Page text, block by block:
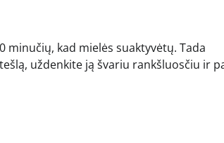
kad mielės suaktyvėtų. Tada
uždenkite ją švariu rankšluosčiu ir